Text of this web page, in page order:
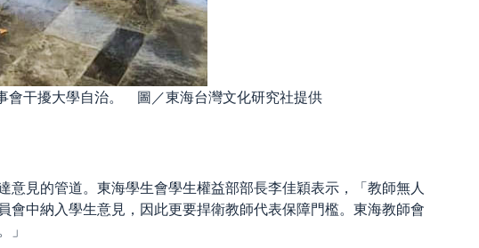
會干擾大學自治。 圖／東海台灣文化研究社提供
見的管道。東海學生會學生權益部部長李佳穎表示，「教師無人
中納入學生意見，因此更要捍衛教師代表保障門檻。東海教師會
」